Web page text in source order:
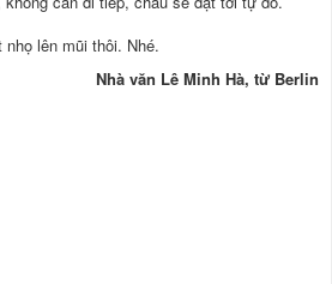
lên mũi thôi. Nhé.
Nhà văn Lê Minh Hà, từ Berlin